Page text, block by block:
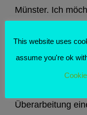
Münster. Ich
Historismus?
Historismus der
des 19. und
Überarbeitung
This website uses
assume you're ok